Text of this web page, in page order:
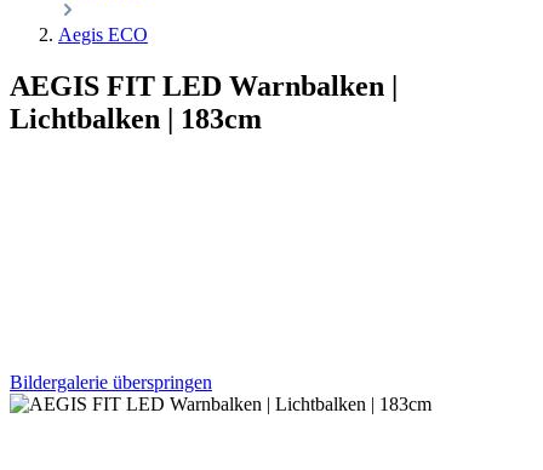
Aegis ECO
AEGIS FIT LED Warnbalken |
Lichtbalken | 183cm
Bildergalerie überspringen